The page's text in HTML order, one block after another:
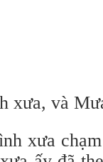
xưa, và
xưa